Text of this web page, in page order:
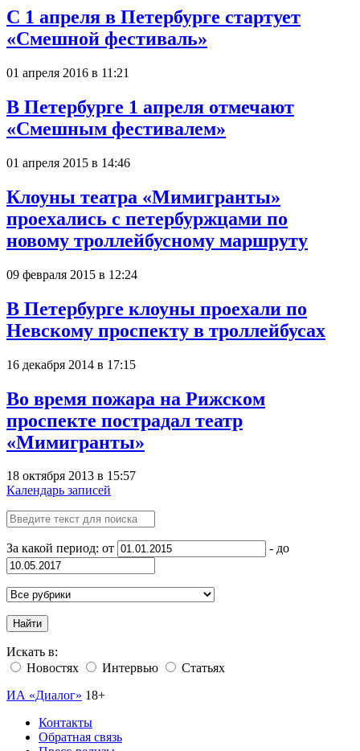
С 1 апреля в Петербурге стартует
«Смешной фестиваль»
01 апреля 2016 в 11:21
В Петербурге 1 апреля отмечают
«Смешным фестивалем»
01 апреля 2015 в 14:46
Клоуны театра «Мимигранты»
проехались с петербуржцами по
новому троллейбусному маршруту
09 февраля 2015 в 12:24
В Петербурге клоуны проехали по
Невскому проспекту в троллейбусах
16 декабря 2014 в 17:15
Во время пожара на Рижском
проспекте пострадал театр
«Мимигранты»
18 октября 2013 в 15:57
Календарь записей
За какой период: от - до
Найти
Искать в:
Новостях
Интервью
Статьях
ИА «Диалог» 18+
Контакты
Обратная связь